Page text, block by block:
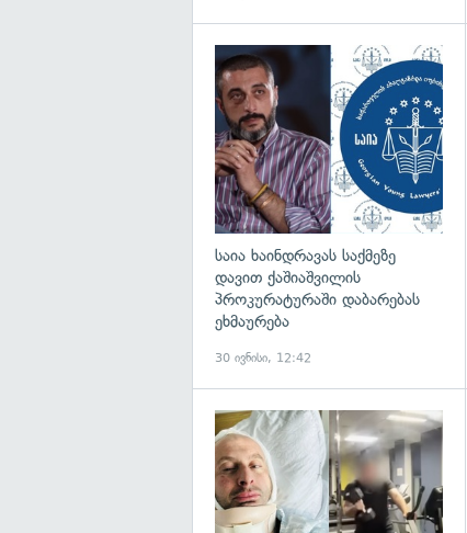
საია ხაინდრავას საქმეზე
დავით ქაშიაშვილის
პროკურატურაში დაბარებას
ეხმაურება
30 ივნისი, 12:42